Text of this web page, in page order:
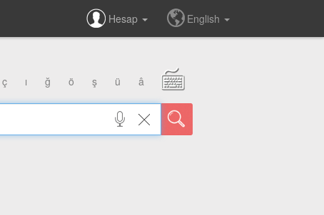
Hesap English
ç ı ğ ö ş ü â